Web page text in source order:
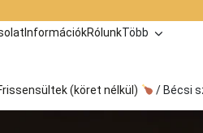
InformációkRólunkTöbb
(köret nélkül) / Bécsi